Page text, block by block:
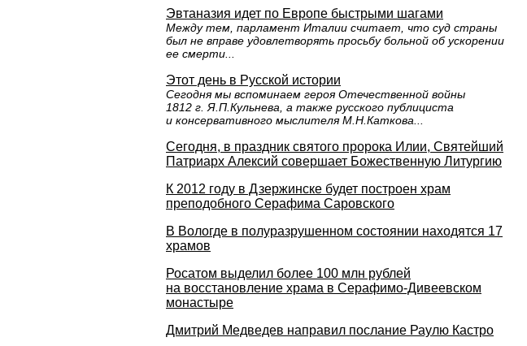
Эвтаназия идет по Европе быстрыми шагами
Между тем, парламент Италии считает, что суд страны
был не вправе удовлетворять просьбу больной об ускорении
ее смерти...
Этот день в Русской истории
Сегодня мы вспоминаем героя Отечественной войны
1812 г. Я.П.Кульнева, а также русского публициста
и консервативного мыслителя М.Н.Каткова...
Сегодня, в праздник святого пророка Илии, Святейший
Патриарх Алексий совершает Божественную Литургию
К 2012 году в Дзержинске будет построен храм
преподобного Серафима Саровского
В Вологде в полуразрушенном состоянии находятся 17
храмов
Росатом выделил более 100 млн рублей
на восстановление храма в Серафимо-Дивеевском
монастыре
Дмитрий Медведев направил послание Раулю Кастро